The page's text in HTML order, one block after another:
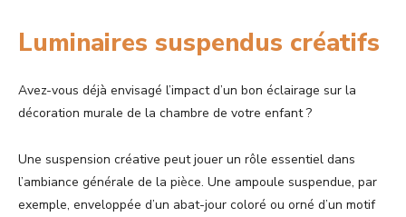
Luminaires suspendus créatifs
Avez-vous déjà envisagé l’impact d’un bon éclairage sur la
décoration murale de la chambre de votre enfant ?
Une suspension créative peut jouer un rôle essentiel dans
l’ambiance générale de la pièce. Une ampoule suspendue, par
exemple, enveloppée d’un abat-jour coloré ou orné d’un motif